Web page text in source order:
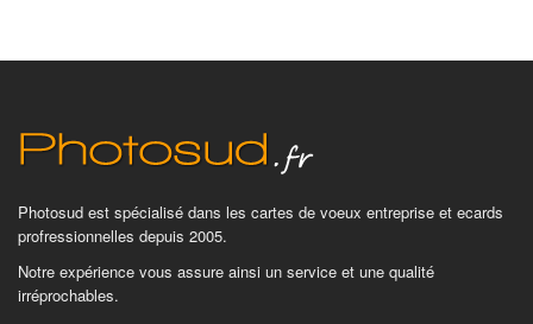
Photosud est spécialisé dans les cartes de voeux entreprise et ecards
profressionnelles depuis 2005.
Notre expérience vous assure ainsi un service et une qualité
irréprochables.